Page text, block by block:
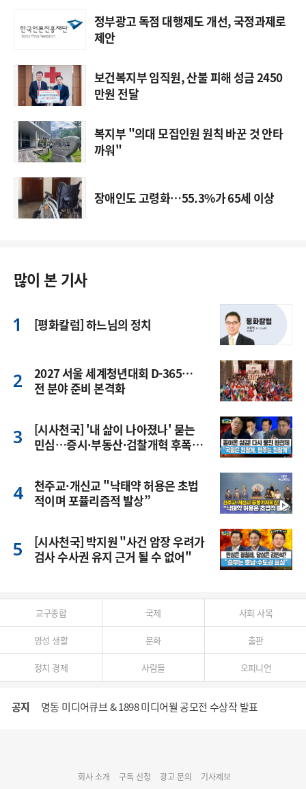
정부광고 독점 대행제도 개선, 국정과제로
제안
보건복지부 임직원, 산불 피해 성금 2450
만원 전달
복지부 "의대 모집인원 원칙 바꾼 것 안타
까워"
장애인도 고령화…55.3%가 65세 이상
많이 본 기사
[평화칼럼] 하느님의 정치
2027 서울 세계청년대회 D-365…
전 분야 준비 본격화
[시사천국] '내 삶이 나아졌나' 묻는
민심…증시·부동산·검찰개혁 후폭
천주교·개신교 "낙태약 허용은 초법
적이며 포퓰리즘적 발상”
[시사천국] 박지원 "사건 암장 우려가
검사 수사권 유지 근거 될 수 없어"
교구종합 국제 사회 사목
영성 생활 문화 출판
정치 경제 사람들 오피니언
공지 명동 미디어큐브 & 1898 미디어월 공모전 수상작 발표
대구대교구 부교구장 김종강 시몬 주교 임명
회사 소개 구독 신청 광고 문의 기사제보